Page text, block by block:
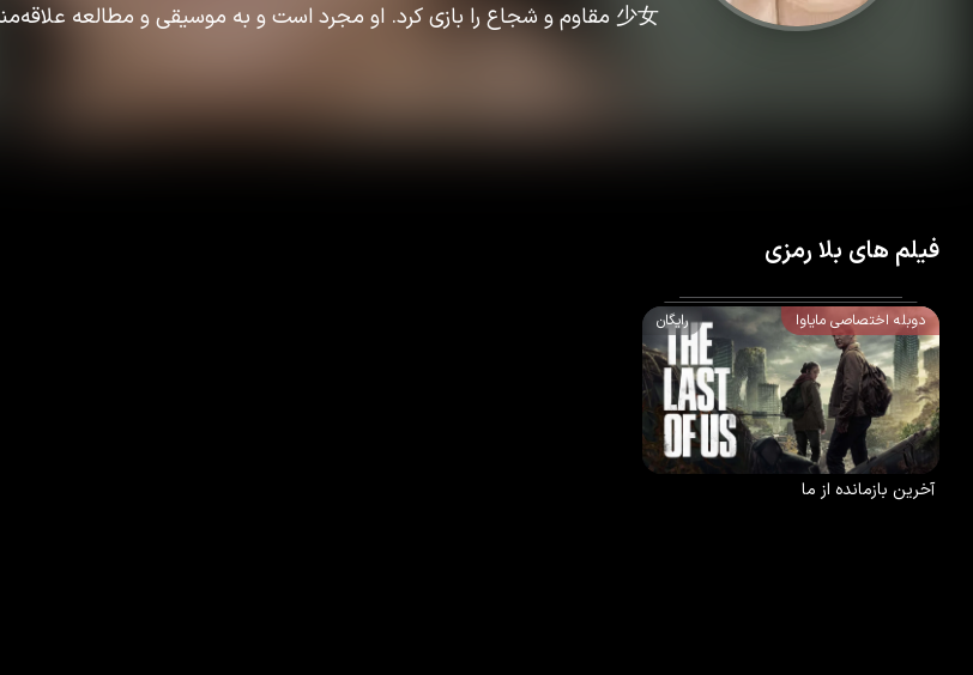
少女 مقاوم و شجاع را بازی کرد. او مجرد است و به موسیقی و مطالعه علاقه‌مند است.
فیلم های بلا رمزی
دوبله اختصاصی مایاوا رایگان
2025
78 %
8.7 /10
آخرین بازمانده از ما